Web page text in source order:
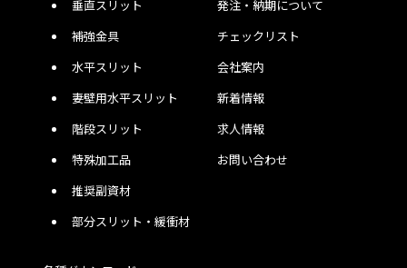
垂直スリット
補強金具
水平スリット
妻壁用水平スリット
階段スリット
特殊加工品
推奨副資材
部分スリット・緩衝材
発注・納期について
チェックリスト
会社案内
新着情報
求人情報
お問い合わせ